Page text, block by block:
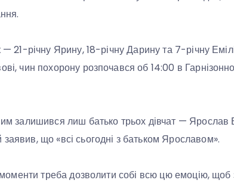
— 21-річну Ярину, 18-річну Дарину та 7-річну
чин похорону розпочався об 14:00 в
залишився лиш батько трьох дівчат — Ярослав
що «всі сьогодні з батьком Ярославом».
треба дозволити собі всю цю емоцію, щоб